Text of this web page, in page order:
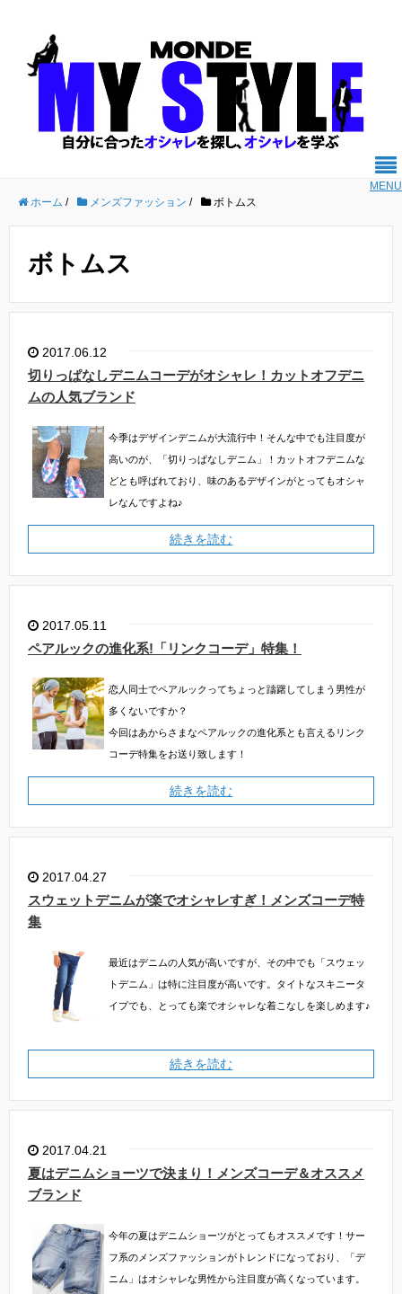
MENU
ホーム / メンズファッション / ボトムス
ボトムス
2017.06.12
切りっぱなしデニムコーデがオシャレ！カットオフデニ
ムの人気ブランド
今季はデザインデニムが大流行中！そんな中でも注目度が
高いのが、「切りっぱなしデニム」！カットオフデニムな
どとも呼ばれており、味のあるデザインがとってもオシャ
レなんですよね♪
続きを読む
2017.05.11
ペアルックの進化系!「リンクコーデ」特集！
恋人同士でペアルックってちょっと躊躇してしまう男性が
多くないですか？
今回はあからさまなペアルックの進化系とも言えるリンク
コーデ特集をお送り致します！
続きを読む
2017.04.27
スウェットデニムが楽でオシャレすぎ！メンズコーデ特
集
最近はデニムの人気が高いですが、その中でも「スウェッ
トデニム」は特に注目度が高いです。タイトなスキニータ
イプでも、とっても楽でオシャレな着こなしを楽しめます♪
続きを読む
2017.04.21
夏はデニムショーツで決まり！メンズコーデ＆オススメ
ブランド
今年の夏はデニムショーツがとってもオススメです！サー
フ系のメンズファッションがトレンドになっており、「デ
ニム」はオシャレな男性から注目度が高くなっています。